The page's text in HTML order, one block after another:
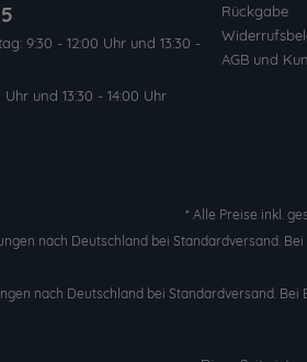
9:30 - 12:00 Uhr und 13:30 -
Uhr und 13:30 - 14:00 Uhr
Rückgabe
AGB und
* Alle Preise inkl.
nach Deutschland bei Standardversand.
nach Deutschland bei Standardversand.